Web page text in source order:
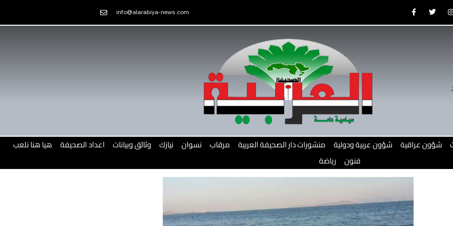
to
info@alarabiya-news.com F
a
e
T
w
t
I
t
شؤون عراقية شؤون عربية ودولية منشورات دار الصحيفة العربية مرقاب نسوان نيازك وثائق وبيانات اعداد الصحيفة هيا هنا نلعب
فنون رياضة